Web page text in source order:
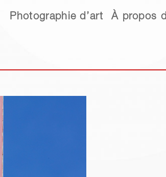
Photographie d’art À propos
d’art À propos de